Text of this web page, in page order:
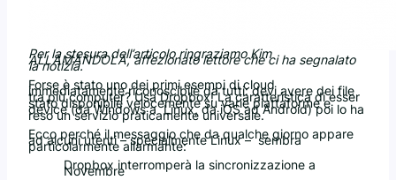
Per la stesura dell’articolo ringraziamo Kim
ALLAMANDOLA, affezionato lettore che ci ha segnalato
la notizia.
Forse è stato uno dei primi esempi di cloud
immediatamente riconoscibile da tutti: devi avere dei file
tra più computer? Usa Dropbox! La caratteristica di esser
stato disponibile velocemente su varie piattaforme e
device (da Windows a Linux, da iOS ad Android) poi lo ha
reso un servizio praticamente universale.
Ecco perché il messaggio che da qualche giorno appare
ad alcuni utenti – specialmente Linux – sembra
particolarmente allarmante:
Dropbox interromperà la sincronizzazione a
Novembre